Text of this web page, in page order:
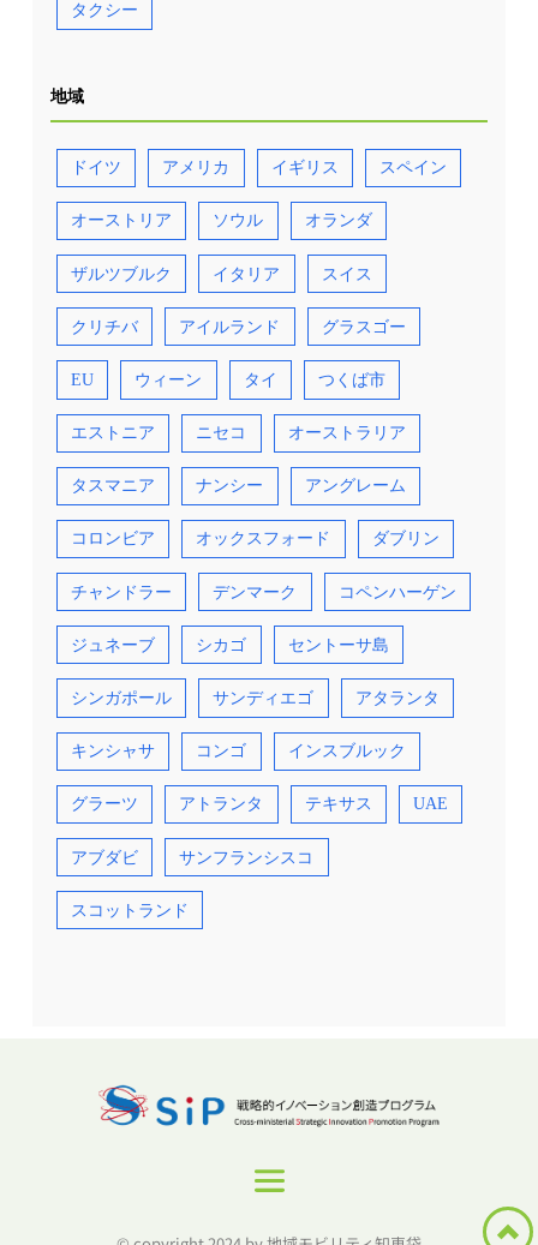
タクシー
地域
ドイツ アメリカ イギリス スペイン
オーストリア ソウル オランダ
ザルツブルク イタリア スイス
クリチバ アイルランド グラスゴー
EU ウィーン タイ つくば市
エストニア ニセコ オーストラリア
タスマニア ナンシー アングレーム
コロンビア オックスフォード ダブリン
チャンドラー デンマーク コペンハーゲン
ジュネーブ シカゴ セントーサ島
シンガポール サンディエゴ アタランタ
キンシャサ コンゴ インスブルック
グラーツ アトランタ テキサス UAE
アブダビ サンフランシスコ
スコットランド